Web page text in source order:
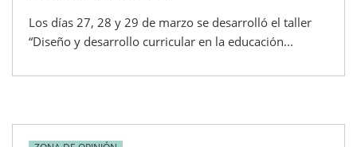
Los días 27, 28 y 29 de marzo se desarrolló el taller
“Diseño y desarrollo curricular en la educación...